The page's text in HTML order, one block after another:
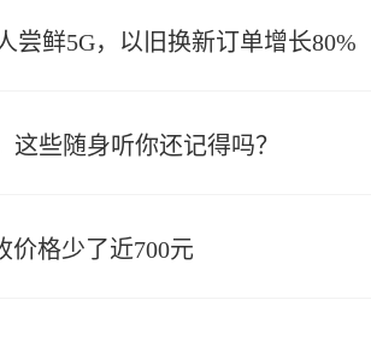
尝鲜5G，以旧换新订单增长80%
这些随身听你还记得吗？
价格少了近700元